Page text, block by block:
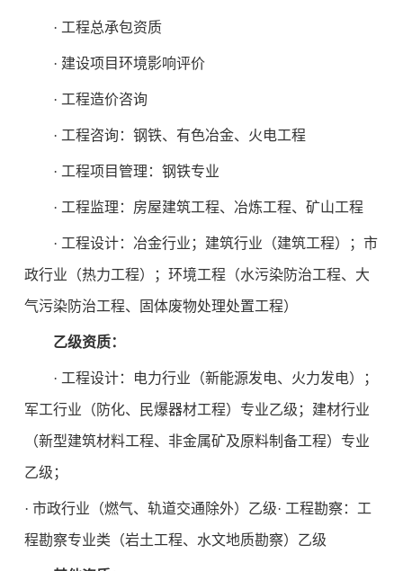
· 工程总承包资质
· 建设项目环境影响评价
· 工程造价咨询
· 工程咨询：钢铁、有色冶金、火电工程
· 工程项目管理：钢铁专业
· 工程监理：房屋建筑工程、冶炼工程、矿山工程
· 工程设计：冶金行业；建筑行业（建筑工程）；市
政行业（热力工程）；环境工程（水污染防治工程、大
气污染防治工程、固体废物处理处置工程）
乙级资质：
· 工程设计：电力行业（新能源发电、火力发电）；
军工行业（防化、民爆器材工程）专业乙级；建材行业
（新型建筑材料工程、非金属矿及原料制备工程）专业
乙级；
· 市政行业（燃气、轨道交通除外）乙级· 工程勘察：工
程勘察专业类（岩土工程、水文地质勘察）乙级